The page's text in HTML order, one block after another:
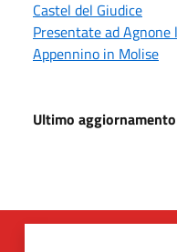
Castel del Giudice
Presentate ad
Appennino in Molise
Ultimo aggiornamento